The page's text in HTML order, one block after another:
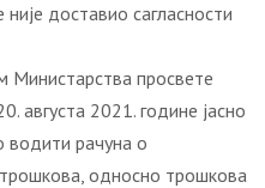
доставио сагласности
Министарства просвете
2021. године јасно
водити рачуна о
односно трошкова